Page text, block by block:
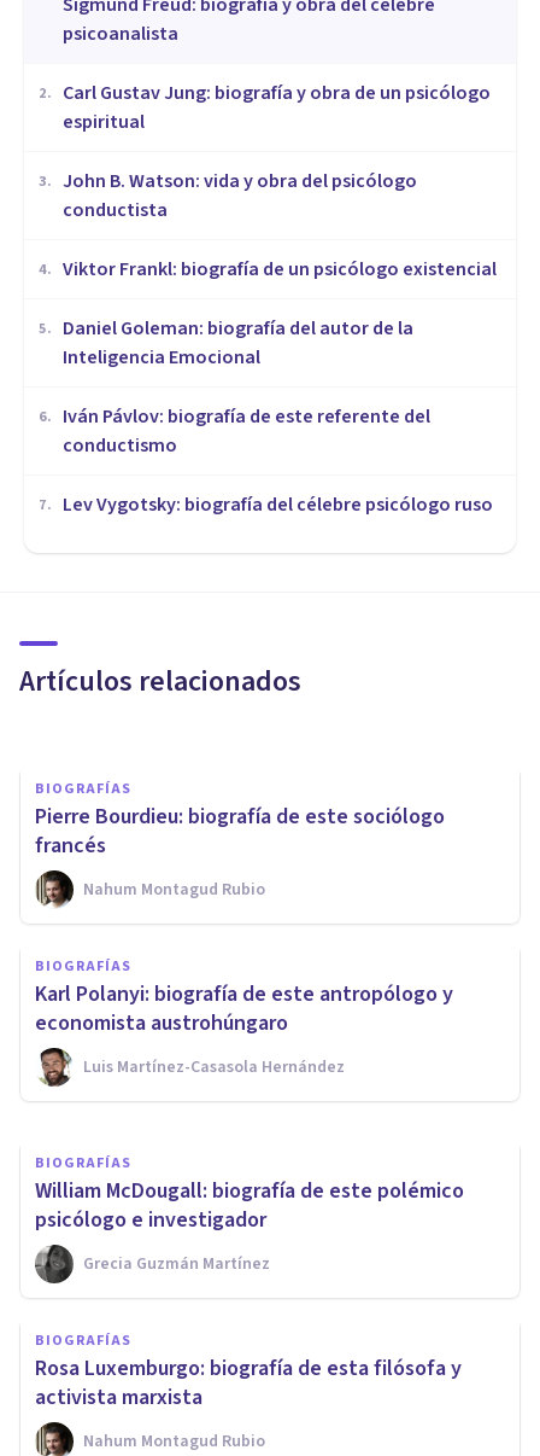
psicoanalista
2.
​Carl Gustav Jung: biografía y obra de un psicólogo
espiritual
3. John B. Watson: vida y obra del psicólogo
conductista
4. Viktor Frankl: biografía de un psicólogo existencial
5.
Daniel Goleman: biografía del autor de la
Inteligencia Emocional
6.
Iván Pávlov: biografía de este referente del
conductismo
7. Lev Vygotsky: biografía del célebre psicólogo ruso
Artículos relacionados
pionero del funcionalismo
BIOGRAFÍAS
Pierre Bourdieu: biografía de este sociólogo
francés
Nahum Montagud Rubio
BIOGRAFÍAS
Karl Polanyi: biografía de este antropólogo y
economista austrohúngaro
Luis Martínez-Casasola Hernández
BIOGRAFÍAS
Immanuel Kant: biografía de
este importante filósofo
alemán
Nahum Montagud Rubio
BIOGRAFÍAS
William McDougall: biografía de este polémico
psicólogo e investigador
Grecia Guzmán Martínez
BIOGRAFÍAS
Rosa Luxemburgo: biografía de esta filósofa y
activista marxista
Nahum Montagud Rubio